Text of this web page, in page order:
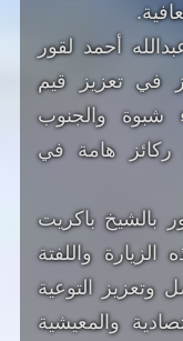
أحمد لقور
في تعزيز قيم
شبوة والجنوب
ركائز هامة في
بالشيخ باكريت
واللفتة
وتعزيز التوعية
والمعيشية